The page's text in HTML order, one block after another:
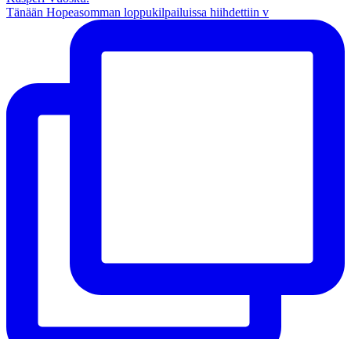
Tänään Hopeasomman loppukilpailuissa hiihdettiin v